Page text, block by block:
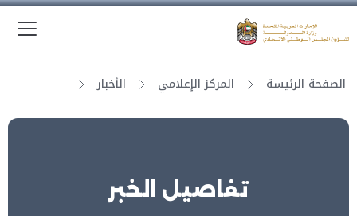
الصفحة الرئيسة المركز الإعلامي الأخبار
تفاصيل الخبر